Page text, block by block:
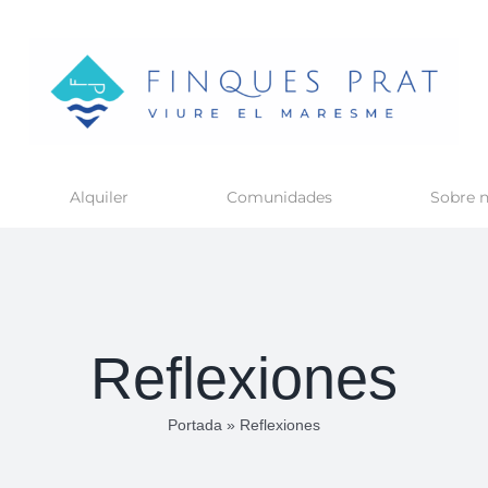
Alquiler Comunidades Sobre
Reflexiones
Portada » Reflexiones